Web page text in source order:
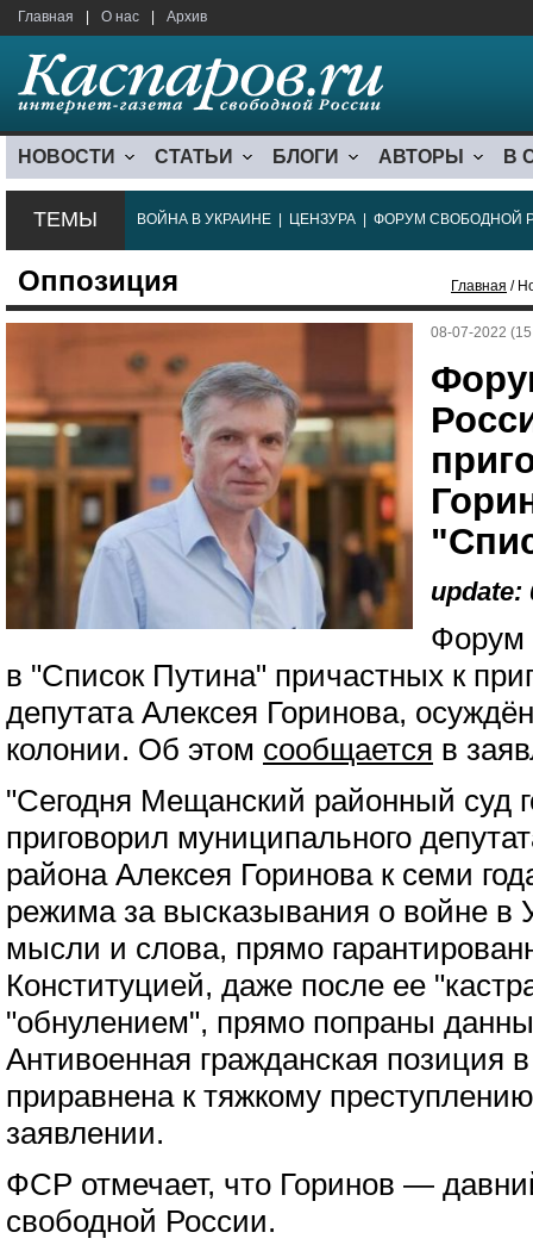
Главная О нас Архив
НОВОСТИ СТАТЬИ БЛОГИ АВТОРЫ В
ТЕМЫ ВОЙНА В УКРАИНЕ ЦЕНЗУРА ФОРУМ СВОБОДНОЙ
Оппозиция Главная /
08-07-2022
update:
Форум
в "Список Путина" причастных к
депутата Алексея Горинова,
колонии. Об этом сообщается в
"Сегодня Мещанский районный суд
приговорил муниципального
района Алексея Горинова к семи
режима за высказывания о войне в
мысли и слова, прямо
Конституцией, даже после ее
"обнулением", прямо попраны
Антивоенная гражданская позиция
приравнена к тяжкому
заявлении.
ФСР отмечает, что Горинов —
свободной России.